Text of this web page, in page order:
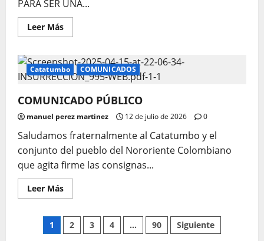
PARA SER UNA...
Leer MásLeer
más
REVISTA
INSURRECCIÓN
N°1060
Catatumbo COMUNICADOS
COMUNICADO PÚBLICO
manuel perez martinez 12 de julio de 2026 0
Saludamos fraternalmente al Catatumbo y el
conjunto del pueblo del Nororiente Colombiano
que agita firme las consignas...
Leer MásLeer
más
COMUNICADO
PÚBLICO
Paginación
1 2 3 4 … 90 Siguiente